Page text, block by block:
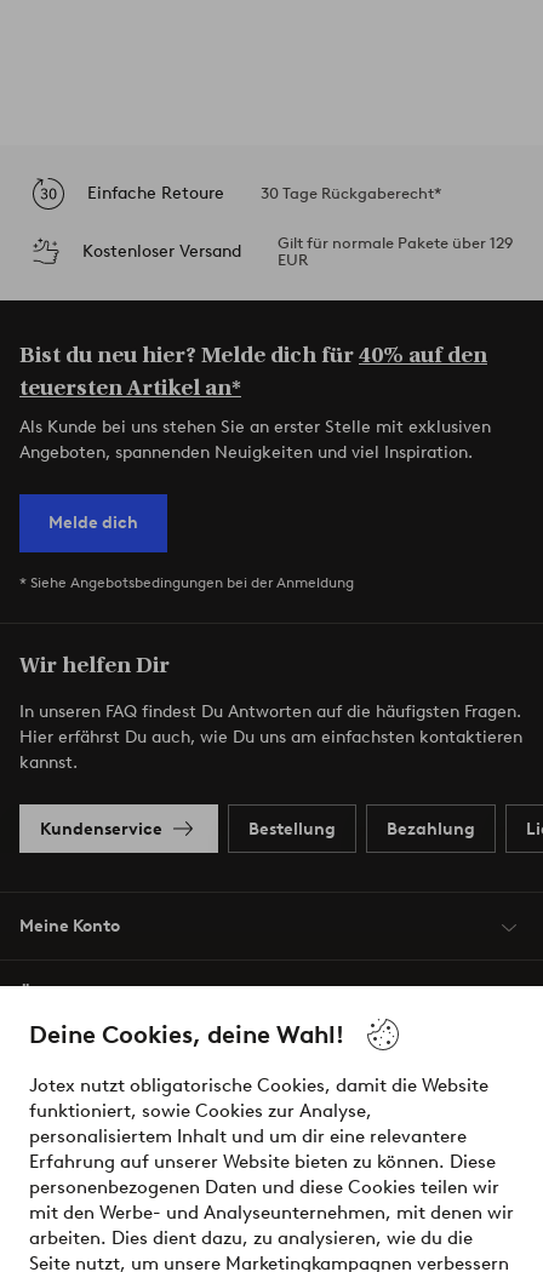
Deine Cookies, deine Wahl!
Jotex nutzt obligatorische Cookies, damit die Website
funktioniert, sowie Cookies zur Analyse,
personalisiertem Inhalt und um dir eine relevantere
Erfahrung auf unserer Website bieten zu können. Diese
personenbezogenen Daten und diese Cookies teilen wir
mit den Werbe- und Analyseunternehmen, mit denen wir
arbeiten. Dies dient dazu, zu analysieren, wie du die
Seite nutzt, um unsere Marketingkampagnen verbessern
Einfache Retoure 30 Tage Rückgaberecht*
Kostenloser Versand
Gilt für normale Pakete über 129
EUR
Bist du neu hier? Melde dich für40% auf den
teuersten Artikel an*
Als Kunde bei uns stehen Sie an erster Stelle mit exklusiven
Angeboten, spannenden Neuigkeiten und viel Inspiration.
Melde dich
* Siehe Angebotsbedingungen bei der Anmeldung
Wir helfen Dir
In unseren FAQ findest Du Antworten auf die häufigsten Fragen.
Hier erfährst Du auch, wie Du uns am einfachsten kontaktieren
kannst.
Kundenservice Bestellung Bezahlung
Meine Konto
Bedingungen
Sichere Zahlungen - Jetzt bezahlen oder aufteilen
Möchtest du mehr über unsere